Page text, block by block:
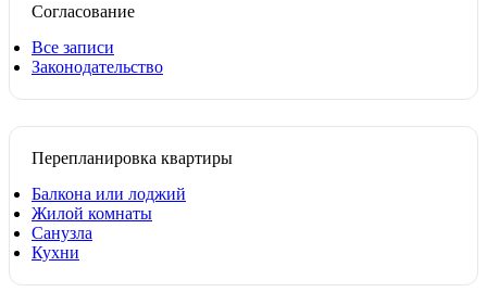
Согласование
Все записи
Законодательство
Перепланировка квартиры
Балкона или лоджий
Жилой комнаты
Санузла
Кухни